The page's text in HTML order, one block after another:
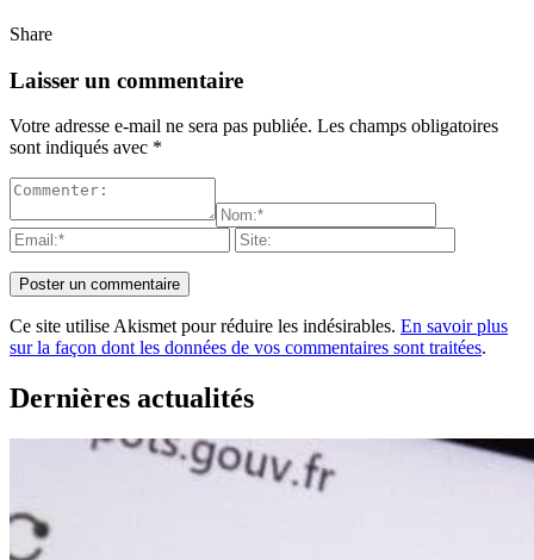
Share
Laisser un commentaire
Votre adresse e-mail ne sera pas publiée. Les champs obligatoires
sont indiqués avec *
Ce site utilise Akismet pour réduire les indésirables. En savoir plus
sur la façon dont les données de vos commentaires sont traitées.
Dernières actualités